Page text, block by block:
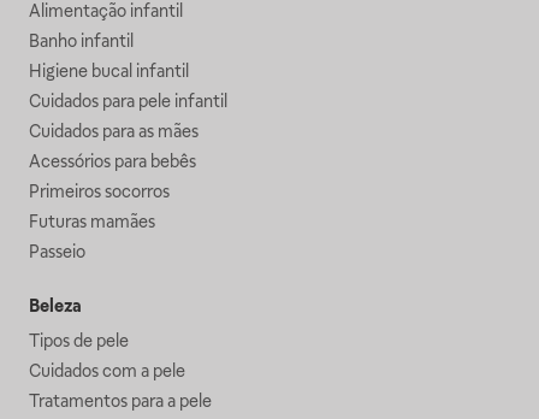
Alimentação infantil
Banho infantil
Higiene bucal infantil
Cuidados para pele infantil
Cuidados para as mães
Acessórios para bebês
Primeiros socorros
Futuras mamães
Passeio
Beleza
Tipos de pele
Cuidados com a pele
Tratamentos para a pele